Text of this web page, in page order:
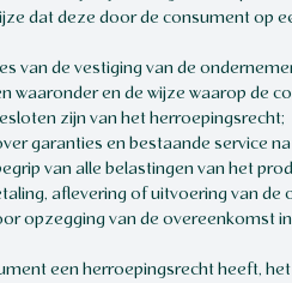
dat deze door de consument op
van de vestiging van de
waaronder en de wijze waarop de
zijn van het herroepingsrecht;
garanties en bestaande service
van alle belastingen van het
aflevering of uitvoering van de
opzegging van de overeenkomst
een herroepingsrecht heeft,